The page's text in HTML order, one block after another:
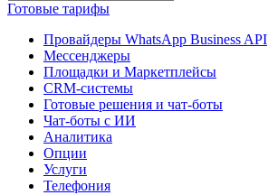
Готовые тарифы
Провайдеры WhatsApp Business API
Мессенджеры
Площадки и Маркетплейсы
CRM-системы
Готовые решения и чат-боты
Чат-боты с ИИ
Аналитика
Опции
Услуги
Телефония